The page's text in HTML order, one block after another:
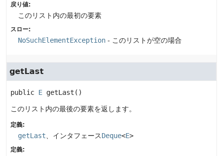
戻り値:
このリスト内の最初の要素
スロー:
NoSuchElementException - このリストが空の場合
getLast
public E getLast ()
このリスト内の最後の要素を返します。
定義:
getLast 、インタフェースDeque<E>
定義: